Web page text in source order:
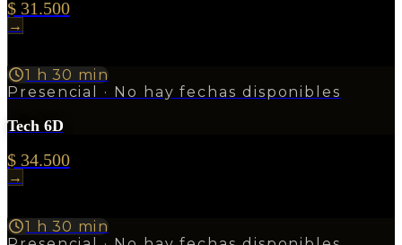
$ 31.500
→
1 h 30 min
Presencial
· No hay fechas disponibles
Tech 6D
$ 34.500
→
1 h 30 min